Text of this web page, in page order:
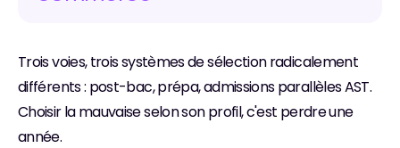
Trois voies, trois systèmes de sélection radicalement
différents : post-bac, prépa, admissions parallèles AST.
Choisir la mauvaise selon son profil, c'est perdre une
année.